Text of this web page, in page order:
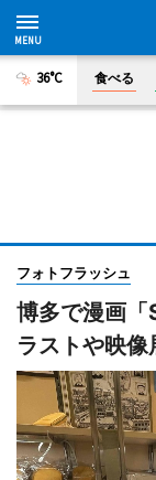
36°C 食べる
フォトフラッシュ
博多で漫画
ラストや映像